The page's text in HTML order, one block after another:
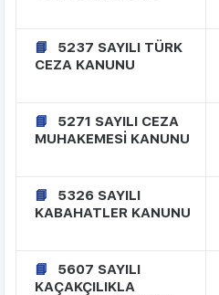
5237 SAYILI TÜRK
CEZA KANUNU
5271 SAYILI CEZA
MUHAKEMESİ KANUNU
5326 SAYILI
KABAHATLER KANUNU
5607 SAYILI
KAÇAKÇILIKLA